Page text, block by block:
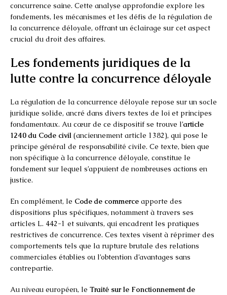
concurrence saine. Cette analyse approfondie explore les
fondements, les mécanismes et les défis de la régulation de
la concurrence déloyale, offrant un éclairage sur cet aspect
crucial du droit des affaires.
Les fondements juridiques de la
lutte contre la concurrence déloyale
La régulation de la concurrence déloyale repose sur un socle
juridique solide, ancré dans divers textes de loi et principes
fondamentaux. Au cœur de ce dispositif se trouve l’article
1240 du Code civil (anciennement article 1382), qui pose le
principe général de responsabilité civile. Ce texte, bien que
non spécifique à la concurrence déloyale, constitue le
fondement sur lequel s’appuient de nombreuses actions en
justice.
En complément, le Code de commerce apporte des
dispositions plus spécifiques, notamment à travers ses
articles L. 442-1 et suivants, qui encadrent les pratiques
restrictives de concurrence. Ces textes visent à réprimer des
comportements tels que la rupture brutale des relations
commerciales établies ou l’obtention d’avantages sans
contrepartie.
Au niveau européen, le Traité sur le Fonctionnement de